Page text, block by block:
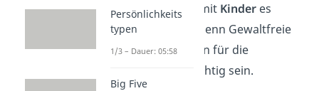
Kommunikation, damit Kinderes
leichter verstehen. Denn Gewaltfreie
Kommunikation kann für die
Kindererziehung wichtig sein.
Persönlichkeits
typen
1/3 – Dauer: 05:58
Big Five